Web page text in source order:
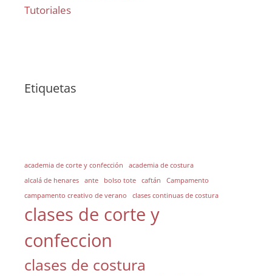
Tutoriales
Etiquetas
academia de corte y confección
academia de costura
alcalá de henares
ante bolso tote caftán
Campamento
campamento creativo de verano
clases continuas de costura
clases de corte y
confeccion
clases de costura